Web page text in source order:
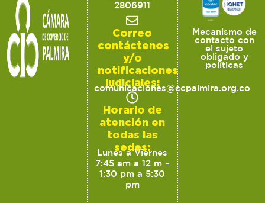
2806911
Correo
contáctenos
y/o
notificaciones
judiciales:
comunicaciones@ccpalmira.org.co
Horario de
atención en
todas las
sedes:
Lunes a Viernes
7:45 am a 12 m –
1:30 pm a 5:30
pm
Mecanismo de
contacto con
el sujeto
obligado y
políticas